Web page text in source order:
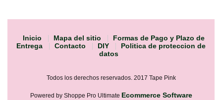
Inicio Mapa del sitio
Formas de Pago y Plazo de
Entrega
Contacto DIY
Politica de proteccion de
datos
Todos los derechos reservados. 2017 Tape Pink
Powered by Shoppe Pro Ultimate Ecommerce Software